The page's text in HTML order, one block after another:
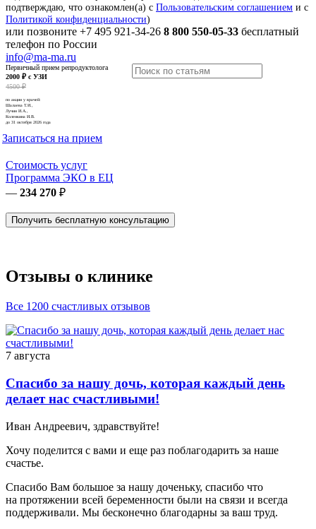
подтверждаю, что ознакомлен(а) с Пользовательским соглашением и с
Политикой конфиденциальности)
или позвоните +7 495 921-34-26 8 800 550-05-33 бесплатный
телефон по России
info@ma-ma.ru
Первичный прием репродуктолога
2000 ₽ с УЗИ
4500 ₽
по акции у врачей:
Шалаева Т.И.,
Лучин И.А.,
Коленкина И.В.
до 31 октября 2026 года
Записаться на прием
Стоимость услуг
Программа ЭКО в ЕЦ
— 234 270 ₽
Получить бесплатную консультацию
Отзывы о клинике
Все 1200 счастливых отзывов
7 августа
Спасибо за нашу дочь, которая каждый день
делает нас счастливыми!
Иван Андреевич, здравствуйте!
Хочу поделится с вами и еще раз поблагодарить за наше
счастье.
Спасибо Вам большое за нашу доченьку, спасибо что
на протяжении всей беременности были на связи и всегда
поддерживали. Мы бесконечно благодарны за ваш труд.